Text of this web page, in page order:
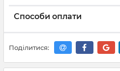
Способи оплати
Поділитися: